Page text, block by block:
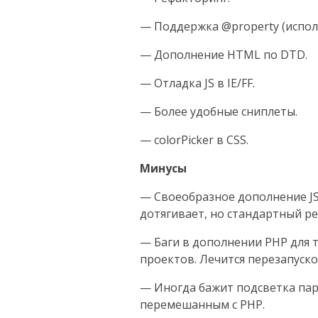
— Поддержка @property
— Дополнение HTML по DTD.
— Отладка JS в IE/FF.
— Более удобные сниплеты.
— colorPicker в CSS.
Минусы
— Своеобразное дополнение
дотягивает, но стандартный
— Баги в дополнении PHP
проектов. Лечится
— Иногда бажит подсветка
перемешанным с PHP.